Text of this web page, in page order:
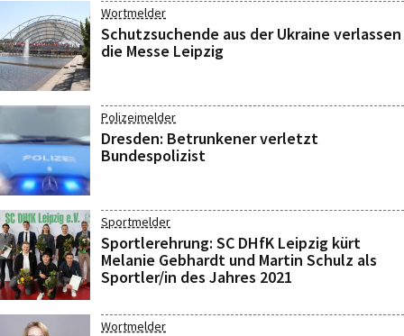
Wortmelder
Schutzsuchende aus der Ukraine verlassen
die Messe Leipzig
Polizeimelder
Dresden: Betrunkener verletzt
Bundespolizist
Sportmelder
Sportlerehrung: SC DHfK Leipzig kürt
Melanie Gebhardt und Martin Schulz als
Sportler/in des Jahres 2021
Wortmelder